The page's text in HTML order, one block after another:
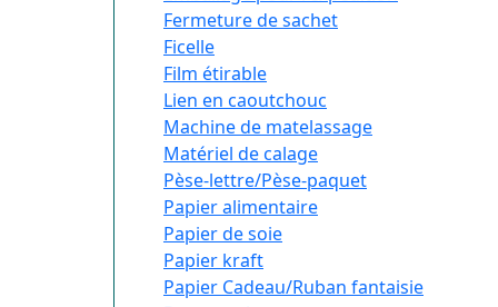
Fermeture de sachet
Ficelle
Film étirable
Lien en caoutchouc
Machine de matelassage
Matériel de calage
Pèse-lettre/Pèse-paquet
Papier alimentaire
Papier de soie
Papier kraft
Papier Cadeau/Ruban fantaisie